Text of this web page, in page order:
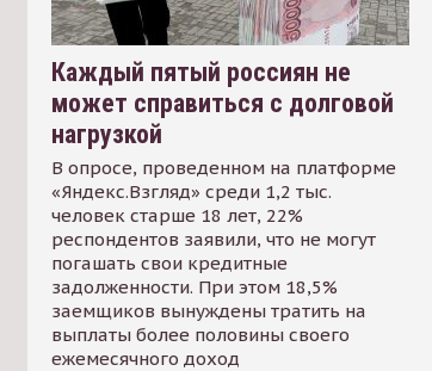
Каждый пятый россиян не
может справиться с долговой
нагрузкой
В опросе, проведенном на платформе
«Яндекс.Взгляд» среди 1,2 тыс.
человек старше 18 лет, 22%
респондентов заявили, что не могут
погашать свои кредитные
задолженности. При этом 18,5%
заемщиков вынуждены тратить на
выплаты более половины своего
ежемесячного доход